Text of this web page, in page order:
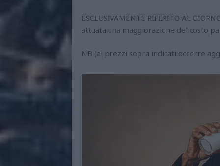
ESCLUSIVAMENTE RIFERITO AL
attuata una maggiorazione del costo
NB (ai prezzi sopra indicati occorre